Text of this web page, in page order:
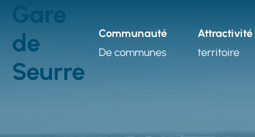
Gare
de
Seurre
Communauté
De communes
Attractivité
territoire